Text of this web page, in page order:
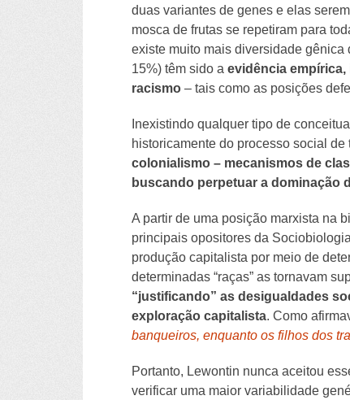
duas variantes de genes e elas
mosca de frutas se repetiram para
existe muito mais diversidade
15%) têm sido a evidência
racismo – tais como as posições
Inexistindo qualquer tipo de
historicamente do processo social
colonialismo – mecanismos de
buscando perpetuar a dominação
A partir de uma posição marxista na
principais opositores da
produção capitalista por meio de
determinadas “raças” as tornavam
“justificando” as desigualdades
exploração capitalista. Como
banqueiros, enquanto os filhos dos
Portanto, Lewontin nunca aceitou
verificar uma maior variabilidade